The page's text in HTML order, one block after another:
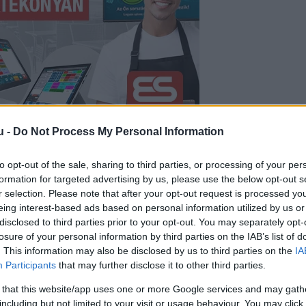
- Do Not Process My Personal Information
opt-out of the sale, sharing to third parties, or processing of your
for targeted advertising by us, please use the below opt-out
selection. Please note that after your opt-out request is processed
interest-based ads based on personal information utilized by us
to third parties prior to your opt-out. You may separately
of your personal information by third parties on the IAB’s list of
This information may also be disclosed by us to third parties on the
Participants that may further disclose it to other third parties.
that this website/app uses one or more Google services and may
but not limited to your visit or usage behaviour. You may
jelentései alapján december 27. és január 2.
tünetekkel Magyarországon – közölte a
a honlapján.
forduló betegek 15 százaléka 14 év alatti, 36,1
éves, 15,9 százaléka pedig 60 éven felüli volt.